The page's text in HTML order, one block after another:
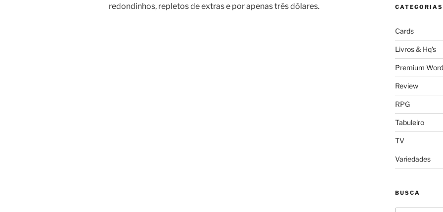
redondinhos, repletos de extras e por apenas três dólares.
CATEGORIAS
Cards
Livros & Hq's
Premium
Review
RPG
Tabuleiro
TV
Variedades
BUSCA